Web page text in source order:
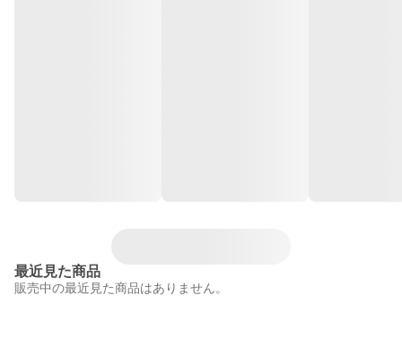
最近見た商品
販売中の最近見た商品はありません。